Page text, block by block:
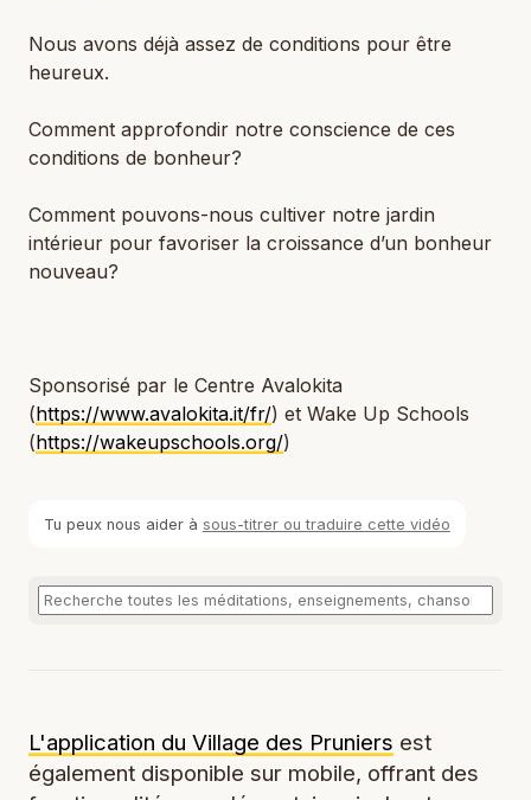
Nous avons déjà assez de conditions pour être
heureux.
Comment approfondir notre conscience de ces
conditions de bonheur?
Comment pouvons-nous cultiver notre jardin
intérieur pour favoriser la croissance d’un bonheur
nouveau?
Sponsorisé par le Centre Avalokita
(https://www.avalokita.it/fr/) et Wake Up Schools
(https://wakeupschools.org/)
Tu peux nous aider à sous-titrer ou traduire cette vidéo
L'application du Village des Pruniers est
également disponible sur mobile, offrant des